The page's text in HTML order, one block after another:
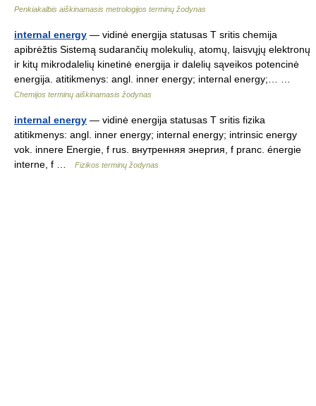
Penkiakalbis aiškinamasis metrologijos terminų žodynas
internal energy — vidinė energija statusas T sritis chemija
apibrėžtis Sistemą sudarančių molekulių, atomų, laisvųjų elektronų
ir kitų mikrodalelių kinetinė energija ir dalelių sąveikos potencinė
energija. atitikmenys: angl. inner energy; internal energy;… …
Chemijos terminų aiškinamasis žodynas
internal energy — vidinė energija statusas T sritis fizika
atitikmenys: angl. inner energy; internal energy; intrinsic energy
vok. innere Energie, f rus. внутренняя энергия, f pranc. énergie
interne, f …
Fizikos terminų žodynas